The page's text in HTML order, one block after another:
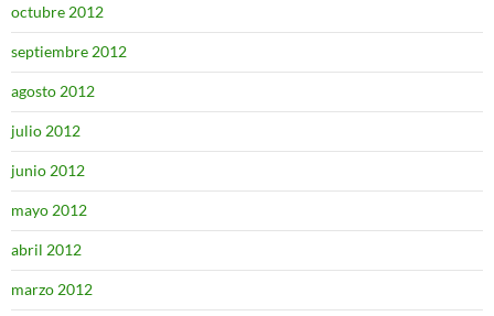
octubre 2012
septiembre 2012
agosto 2012
julio 2012
junio 2012
mayo 2012
abril 2012
marzo 2012